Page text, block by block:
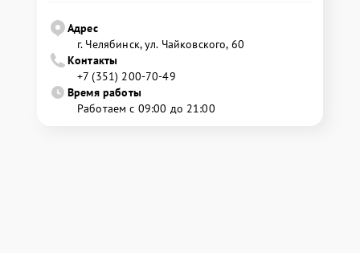
Адрес
г. Челябинск, ул. Чайковского, 60
Контакты
+7 (351) 200-70-49
Время работы
Работаем с 09:00 до 21:00